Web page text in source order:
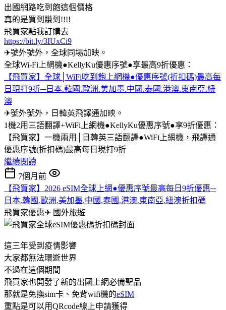
出國網路吃到飽這個價格
真的是買到賺到!!!!
飛買家點我訂購去
https://bit.ly/3IUxCi9
✈號外號外，全球同場加映。
全球Wi-Fi上網機●KellyKu優惠序號●享最高9折優惠：
【飛買家】全球│WiFi吃到飽上網機●優惠序號(折扣碼)最高每
日現打9折─日本.韓國.歐洲.美加墨.中國.泰國.港澳.東南亞.紐
澳
✈號外號外，日韓英飛譯通加映。
1機2用三語翻譯+WiFi上網機●KellyKu優惠序號●享9折優惠：
【飛買家】一機兩用│日韓英三語翻譯●WiFi上網機，飛譯通
優惠序號(折扣碼)最高每日現打9折
繼續閱讀
7個月前
【飛買家】2026 eSIM全球上網●優惠序號最高每日9折優惠─
日本.韓國.歐洲.美加墨.中國.泰國.港澳.東南亞.紐澳折扣碼
飛買家優惠✈ 國外旅遊
這三年受到疫情影響
大家都無法環遊世界
不過在這個期間
飛買家也開發了新的出國上網必備聖品
那就是免換sim卡、免背wifi機的eSIM
重點是可以用QRcode線上申請獲得